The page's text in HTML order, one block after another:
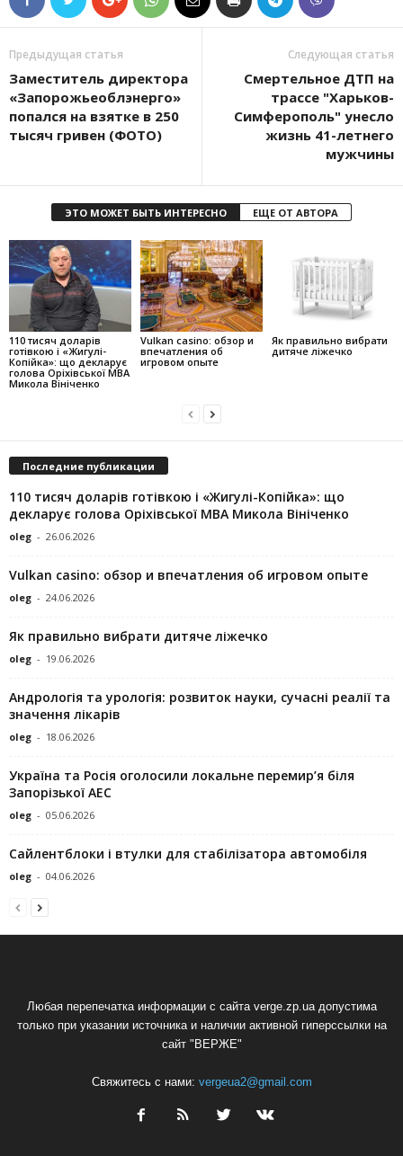
Предыдущая статья
Заместитель директора
«Запорожьеоблэнерго»
попался на взятке в 250
тысяч гривен (ФОТО)
Следующая статья
Смертельное ДТП на
трассе "Харьков-
Симферополь" унесло
жизнь 41-летнего
мужчины
ЭТО МОЖЕТ БЫТЬ ИНТЕРЕСНО ЕЩЕ ОТ АВТОРА
110 тисяч доларів
готівкою і «Жигулі-
Копійка»: що декларує
голова Оріхівської МВА
Микола Вініченко
Vulkan casino: обзор и
впечатления об
игровом опыте
Як правильно вибрати
дитяче ліжечко
Последние публикации
110 тисяч доларів готівкою і «Жигулі-Копійка»: що
декларує голова Оріхівської МВА Микола Вініченко
oleg - 26.06.2026
Vulkan casino: обзор и впечатления об игровом опыте
oleg - 24.06.2026
Як правильно вибрати дитяче ліжечко
oleg - 19.06.2026
Андрологія та урологія: розвиток науки, сучасні реалії та
значення лікарів
oleg - 18.06.2026
Україна та Росія оголосили локальне перемир’я біля
Запорізької АЕС
oleg - 05.06.2026
Сайлентблоки і втулки для стабілізатора автомобіля
oleg - 04.06.2026
Любая перепечатка информации с сайта verge.zp.ua допустима
только при указании источника и наличии активной гиперссылки на
сайт "ВЕРЖЕ"
Свяжитесь с нами: vergeua2@gmail.com